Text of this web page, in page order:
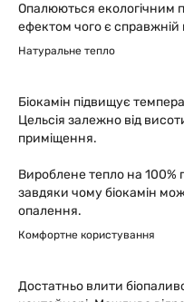
Опалюються екологічним
ефектом чого є справжній
Натуральне тепло
Біокамін підвищує
Цельсія залежно від
приміщення.
Вироблене тепло на 100%
завдяки чому біокамін
опалення.
Комфортне користування
Достатньо влити